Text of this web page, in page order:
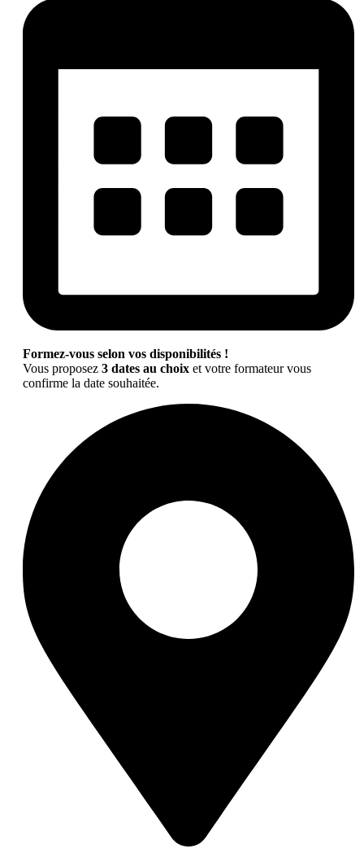
Formez-vous selon vos disponibilités !
Vous proposez 3 dates au choix et votre formateur vous
confirme la date souhaitée.